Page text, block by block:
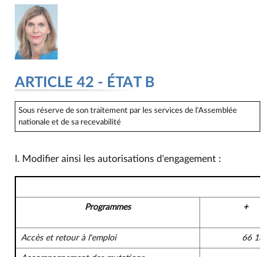
ARTICLE 42 - ÉTAT B
Sous réserve de son traitement par les services de l'Assemblée
nationale et de sa recevabilité
I. Modifier ainsi les autorisations d'engagement :
Programmes +
Accès et retour à l'emploi 66 136